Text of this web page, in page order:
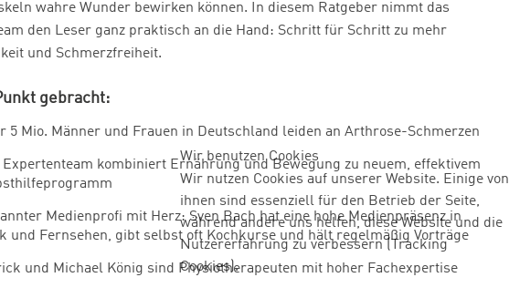
wahre Wunder bewirken können. In diesem Ratgeber nimmt das
den Leser ganz praktisch an die Hand: Schritt für Schritt zu mehr
und Schmerzfreiheit.
gebracht:
5 Mio. Männer und Frauen in Deutschland leiden an Arthrose-Schmerzen
Expertenteam kombiniert Ernährung und Bewegung zu neuem, effektivem
Medienprofi mit Herz: Sven Bach hat eine hohe Medienpräsenz in
und Fernsehen, gibt selbst oft Kochkurse und hält regelmäßig Vorträge
und Michael König sind Physiotherapeuten mit hoher Fachexpertise
Wir benutzen Cookies
Wir nutzen Cookies auf unserer Website. Einige von
ihnen sind essenziell für den Betrieb der Seite,
während andere uns helfen, diese Website und die
Nutzererfahrung zu verbessern (Tracking
Cookies).